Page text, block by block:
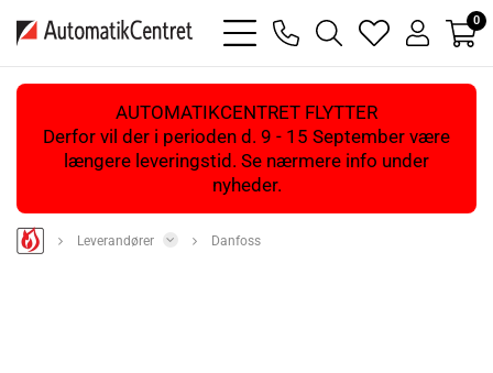
bars
light
phone
magnifying
glass
heart
light
user
light
0
AUTOMATIKCENTRET FLYTTER
Derfor vil der i perioden d. 9 - 15 September være
længere leveringstid. Se nærmere info under
nyheder.
Leverandører Danfoss